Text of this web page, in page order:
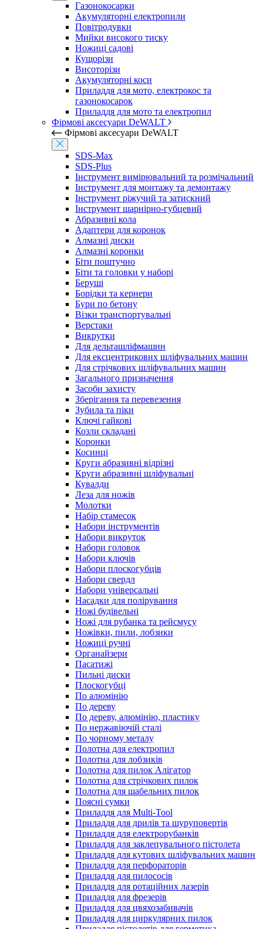
Газонокосарки
Акумуляторні електропили
Повітродувки
Мийки високого тиску
Ножиці садові
Кущорізи
Висоторізи
Акумуляторні коси
Приладдя для мото, електрокос та
газонокосарок
Приладдя для мото та електропил
Фірмові аксесуари DeWALT
Фірмові аксесуари DeWALT
SDS-Max
SDS-Plus
Інструмент вимірювальний та розмічальний
Інструмент для монтажу та демонтажу
Інструмент ріжучий та затискний
Інструмент шарнірно-губцевий
Абразивні кола
Адаптери для коронок
Алмазні диски
Алмазні коронки
Біти поштучно
Біти та головки у наборі
Беруші
Борідки та кернери
Бури по бетону
Візки транспортувальні
Верстаки
Викрутки
Для дельташліфмашин
Для ексцентрикових шліфувальних машин
Для стрічкових шліфувальних машин
Загального призначення
Засоби захисту
Зберігання та перевезення
Зубила та піки
Ключі гайкові
Козли складані
Коронки
Косинці
Круги абразивні відрізні
Круги абразивні шліфувальні
Кувалди
Леза для ножів
Молотки
Набір стамесок
Набори інструментів
Набори викруток
Набори головок
Набори ключів
Набори плоскогубців
Набори свердл
Набори універсальні
Насадки для полірування
Ножі будівельні
Ножі для рубанка та рейсмусу
Ножівки, пили, лобзики
Ножиці ручні
Органайзери
Пасатижі
Пильні диски
Плоскогубці
По алюмінію
По дереву
По дереву, алюмінію, пластику
По нержавіючій сталі
По чорному металу
Полотна для електропил
Полотна для лобзиків
Полотна для пилок Алігатор
Полотна для стрічкових пилок
Полотна для шабельних пилок
Поясні сумки
Приладдя для Multi-Tool
Приладдя для дрилів та шуруповертів
Приладдя для електрорубанків
Приладдя для заклепувального пістолета
Приладдя для кутових шліфувальних машин
Приладдя для перфораторів
Приладдя для пилососів
Приладдя для ротаційних лазерів
Приладдя для фрезерів
Приладдя для цвяхозабивачів
Приладдя для циркулярних пилок